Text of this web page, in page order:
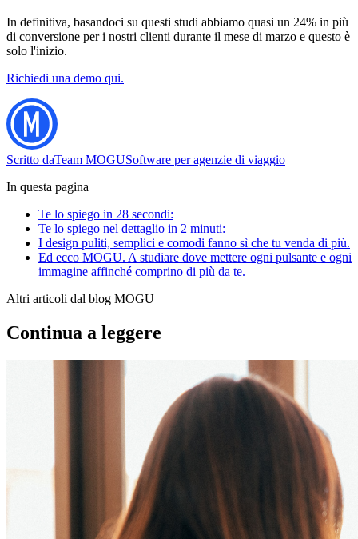
In definitiva, basandoci su questi studi abbiamo quasi un 24% in più
di conversione per i nostri clienti durante il mese di marzo e questo è
solo l'inizio.
Richiedi una demo qui.
Scritto daTeam MOGUSoftware per agenzie di viaggio
In questa pagina
Te lo spiego in 28 secondi:
Te lo spiego nel dettaglio in 2 minuti:
I design puliti, semplici e comodi fanno sì che tu venda di più.
Ed ecco MOGU. A studiare dove mettere ogni pulsante e ogni
immagine affinché comprino di più da te.
Altri articoli dal blog MOGU
Continua a leggere